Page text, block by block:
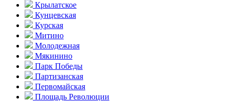
Крылатское
Кунцевская
Курская
Митино
Молодежная
Мякинино
Парк Победы
Партизанская
Первомайская
Площадь Революции